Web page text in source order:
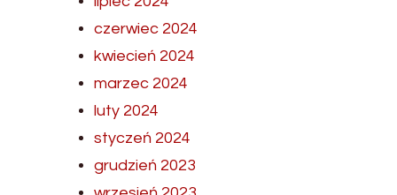
czerwiec 2024
kwiecień 2024
marzec 2024
luty 2024
styczeń 2024
grudzień 2023